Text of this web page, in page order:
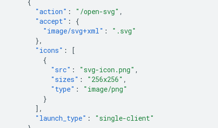
"action" : "/open-svg" ,
"accept" :
{
"image/svg+xml" :
".svg"
},
"icons" :
[
{
"src" : "svg-icon.png" ,
"sizes" : "256x256" ,
"type" :
"image/png"
}
],
"launch_type" :
"single-client"